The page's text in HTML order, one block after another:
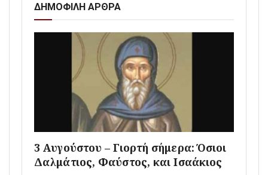
ΔΗΜΟΦΙΛΗ ΑΡΘΡΑ
3 Αυγούστου – Γιορτή σήμερα: Όσιοι
Δαλμάτιος, Φαύστος, και Ισαάκιος